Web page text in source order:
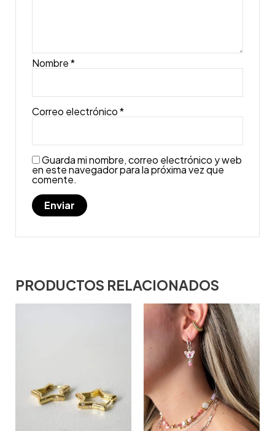
Nombre*
Correo electrónico*
Guarda mi nombre, correo electrónico y web
en este navegador para la próxima vez que
comente.
PRODUCTOS RELACIONADOS